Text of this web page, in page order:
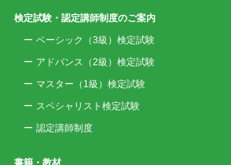
検定試験・認定講師制度のご案内
ベーシック（3級）検定試験
アドバンス（2級）検定試験
マスター（1級）検定試験
スペシャリスト検定試験
認定講師制度
書籍・教材